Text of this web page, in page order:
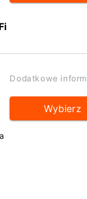
Dodatkowe
Wybierz